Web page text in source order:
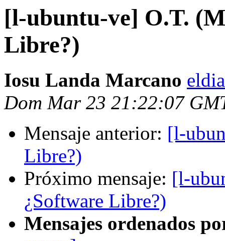
[l-ubuntu-ve] O.T.
Libre?)
Iosu Landa Marcano
Dom Mar 23 21:22:07
Mensaje anterior: [l-
Libre?)
Próximo mensaje: [l-
¿Software Libre?)
Mensajes ordenados